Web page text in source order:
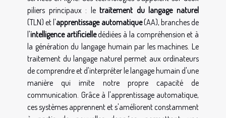
piliers principaux : letraitement du langage naturel
(TLN) et l'apprentissage automatique(AA), branches de
l'intelligence artificielledédiées à la compréhension et à
la génération du langage humain par les machines. Le
traitement du langage naturel permet aux ordinateurs
de comprendre et d'interpréter le langage humain d'une
manière qui imite notre propre capacité de
communication. Grâce à l'apprentissage automatique,
ces systèmes apprennent et s'améliorent constamment